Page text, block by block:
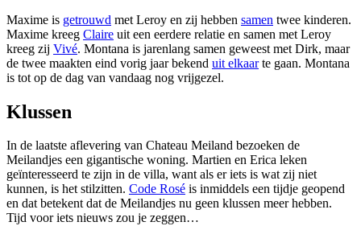
Maxime is getrouwd met Leroy en zij hebben samen twee kinderen.
Maxime kreeg Claire uit een eerdere relatie en samen met Leroy
kreeg zij Vivé. Montana is jarenlang samen geweest met Dirk, maar
de twee maakten eind vorig jaar bekend uit elkaarte gaan. Montana
is tot op de dag van vandaag nog vrijgezel.
Klussen
In de laatste aflevering van Chateau Meiland bezoeken de
Meilandjes een gigantische woning. Martien en Erica leken
geïnteresseerd te zijn in de villa, want als er iets is wat zij niet
kunnen, is het stilzitten. Code Rosé is inmiddels een tijdje geopend
en dat betekent dat de Meilandjes nu geen klussen meer hebben.
Tijd voor iets nieuws zou je zeggen…